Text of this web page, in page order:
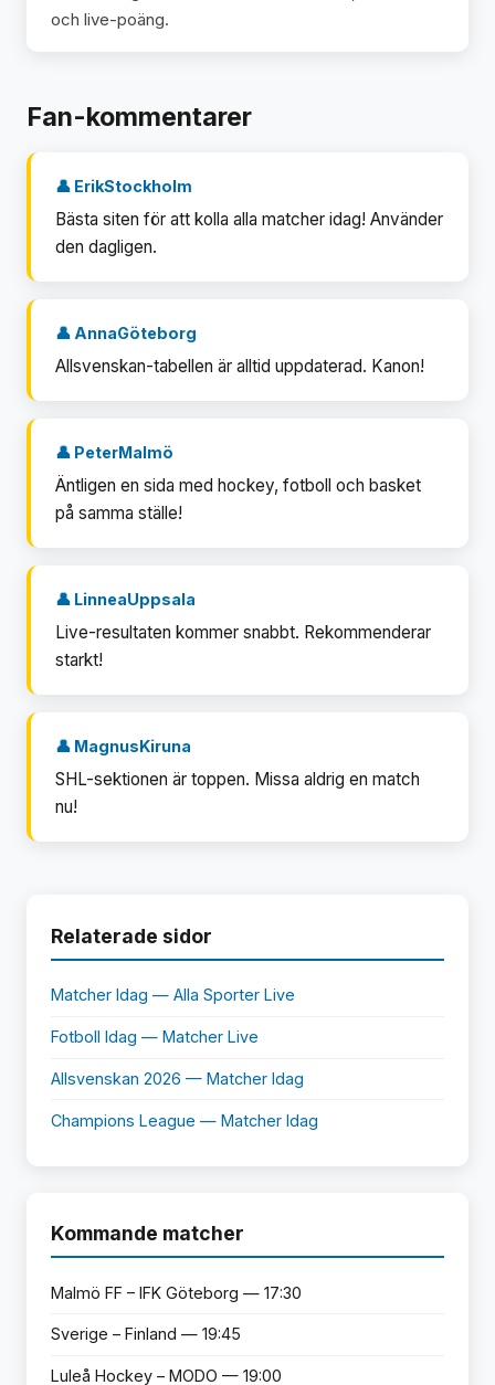
och live-poäng.
Fan-kommentarer
👤 ErikStockholm
Bästa siten för att kolla alla matcher idag! Använder
den dagligen.
👤 AnnaGöteborg
Allsvenskan-tabellen är alltid uppdaterad. Kanon!
👤 PeterMalmö
Äntligen en sida med hockey, fotboll och basket
på samma ställe!
👤 LinneaUppsala
Live-resultaten kommer snabbt. Rekommenderar
starkt!
👤 MagnusKiruna
SHL-sektionen är toppen. Missa aldrig en match
nu!
Relaterade sidor
Matcher Idag — Alla Sporter Live
Fotboll Idag — Matcher Live
Allsvenskan 2026 — Matcher Idag
Champions League — Matcher Idag
Kommande matcher
Malmö FF – IFK Göteborg — 17:30
Sverige – Finland — 19:45
Luleå Hockey – MODO — 19:00